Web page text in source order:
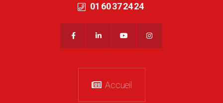
01 60 37 24 24
Accueil